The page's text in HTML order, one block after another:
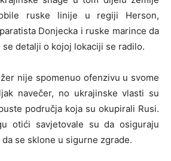
ruske linije u regiji Herson,
Donjecka i ruske marince da
se detalji o kojoj lokaciji se radilo.
nije spomenuo ofenzivu u svome
navečer, no ukrajinske vlasti su
područja koja su okupirali Rusi.
otići savjetovale su da osiguraju
se sklone u sigurne zgrade.